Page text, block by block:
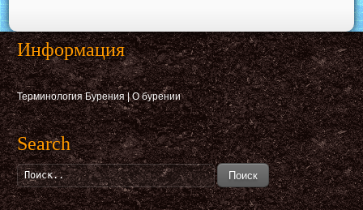
Информация
Терминология Бурения|О бурении
Search
Поиск